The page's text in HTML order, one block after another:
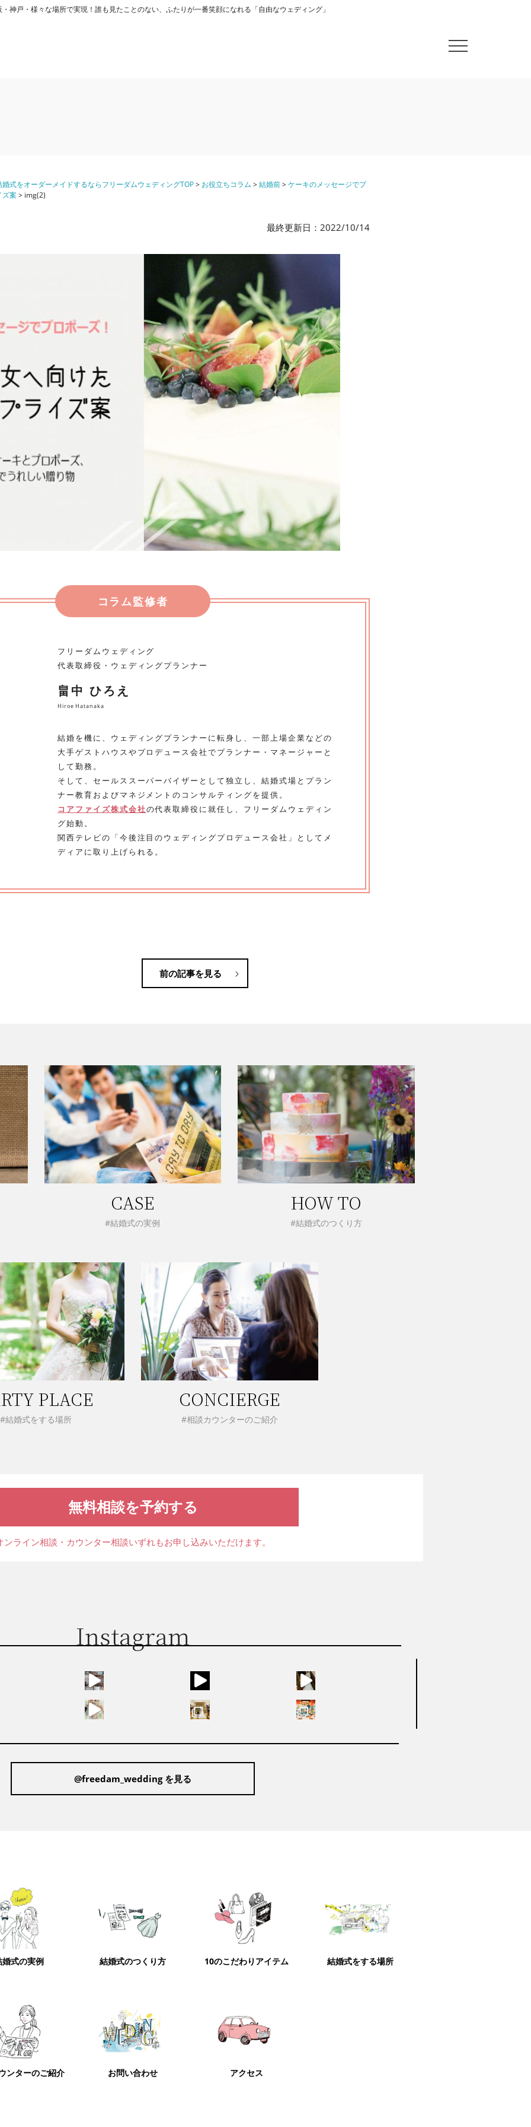
神戸・様々な場所で実現！誰も見たことのない、ふたりが一番笑顔になれる「自由なウェディング」
式をオーダーメイドするならフリーダムウェディングTOP> お役立ちコラム >結婚前>ケーキのメッセージでプ
ズ案 > img(2)
最終更新日：2022/10/14
コラム監修者
フリーダムウェディング
代表取締役・ウェディングプランナー
畠中 ひろえ
Hiroe Hatanaka
結婚を機に、ウェディングプランナーに転身し、一部上場企業などの
大手ゲストハウスやプロデュース会社でプランナー・マネージャーと
して勤務。
そして、セールススーパーバイザーとして独立し、結婚式場とプラン
ナー教育およびマネジメントのコンサルティングを提供。
コアファイズ株式会社の代表取締役に就任し、フリーダムウェディン
グ始動。
関西テレビの「今後注目のウェディングプロデュース会社」としてメ
ディアに取り上げられる。
前の記事を見る
CASE
#結婚式の実例
HOW TO
#結婚式のつくり方
PLACE
#結婚式をする場所
CONCIERGE
#相談カウンターのご紹介
無料相談を予約する
ンライン相談・カウンター相談いずれもお申し込みいただけます。
Instagram
@freedam_wedding を見る
婚式の実例 結婚式のつくり方 10のこだわりアイテム 結婚式をする場所
ンターのご紹介 お問い合わせ アクセス